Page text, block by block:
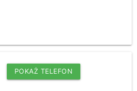
POKAŻ TELEFON